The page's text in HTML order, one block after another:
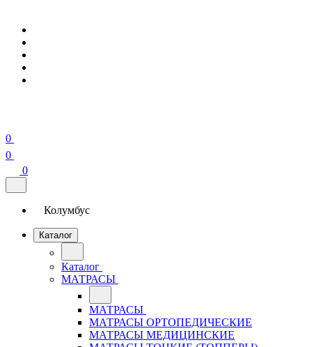
0
0
0
Колумбус
Каталог
Каталог
МАТРАСЫ
МАТРАСЫ
МАТРАСЫ ОРТОПЕДИЧЕСКИЕ
МАТРАСЫ МЕДИЦИНСКИЕ